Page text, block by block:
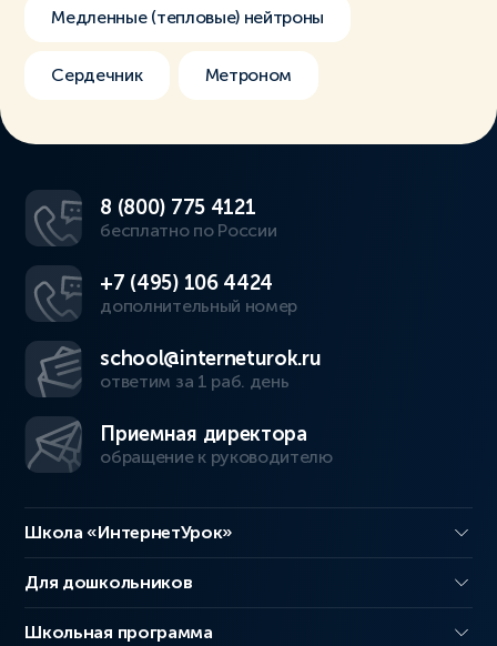
Медленные (тепловые) нейтроны
Сердечник Метроном
8 (800) 775 4121
бесплатно по России
+7 (495) 106 4424
дополнительный номер
school@interneturok.ru
ответим за 1 раб. день
Приемная директора
обращение к руководителю
Школа «ИнтернетУрок»
Для дошкольников
Школьная программа